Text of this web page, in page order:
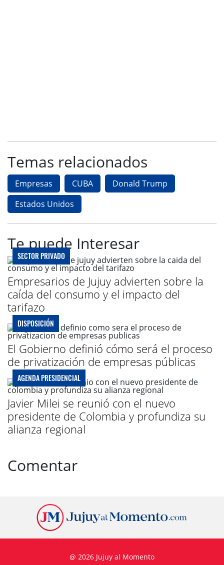
Temas relacionados
Empresas CUBA
Donald Trump
Estados Unidos
Te puede Interesar
SECTOR PRIVADO
Empresarios de Jujuy advierten sobre la
caída del consumo y el impacto del
tarifazo
DISPOSICIÓN
El Gobierno definió cómo será el proceso
de privatización de empresas públicas
AGENDA PRESIDENCIAL
Javier Milei se reunió con el nuevo
presidente de Colombia y profundiza su
alianza regional
Comentar
@ 2026 Jujuy al Momento